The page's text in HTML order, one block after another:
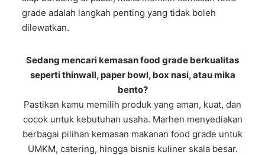
grade adalah langkah penting yang tidak boleh
dilewatkan.
Sedang mencari kemasan food grade berkualitas
seperti thinwall, paper bowl, box nasi, atau mika
bento?
Pastikan kamu memilih produk yang aman, kuat, dan
cocok untuk kebutuhan usaha. Marhen menyediakan
berbagai pilihan kemasan makanan food grade untuk
UMKM, catering, hingga bisnis kuliner skala besar.